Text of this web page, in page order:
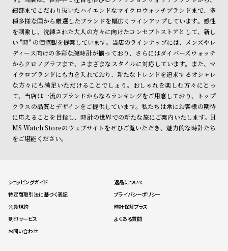
細部までこだわり抜いたハイエンドなマイクロウォッチブランドまで、多
種多様な国から厳選したブランドを幅広くラインアップしています。感性
を刺激し、洗練された大人の方々に向けたコンセプトストアとして、新し
い "時" の価値観を提案しています。当店のラインナップには、メンズやレ
ディース向けの多彩な腕時計が揃っており、さらにはダイバーズウォッチ
からクロノグラフまで、さまざまなスタイルに対応しています。また、マ
イクロブランドにも力を入れており、新たなトレンドを追求するオシャレ
な方々にも満足いただけることでしょう。おしゃれを楽しむ方々にとっ
て、当店は一流のブランドからなるランキングをご用意しており、トップ
クラスの品質とデザインをご提供しています。私たちは常にお客様の期待
に応えることを目指し、時計の世界での新たな旅にご案内いたします。H
MS Watch Storeのウェブサイトをぜひご覧いただき、魅力的な時計たち
をご堪能ください。
ショッピングガイド
返品について
特定商取引法に基づく表記
プライバシーポリシー
会員規約
時計保証プラス
刻印サービス
よくある質問
お問い合わせ